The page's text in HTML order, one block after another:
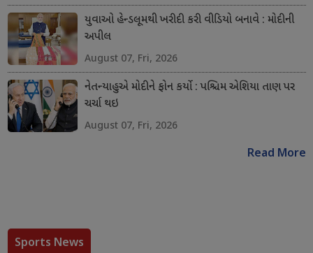
યુવાઓ હેન્ડલૂમથી ખરીદી કરી વીડિયો બનાવે : મોદીની
અપીલ
August 07, Fri, 2026
નેતન્યાહુએ મોદીને ફોન કર્યો : પશ્ચિમ એશિયા તાણ પર
ચર્ચા થઇ
August 07, Fri, 2026
Read More
Sports News